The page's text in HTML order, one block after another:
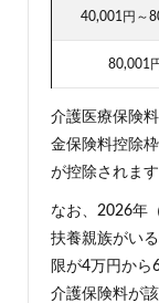
40,001円～
80,001
介護医療保険
金保険料控除
が控除されます
なお、2026年
扶養親族がい
限が4万円から
介護保険料が